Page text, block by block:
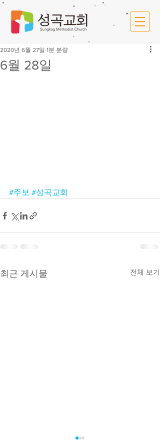
6월 28일
2020년 6월 27일 1분 분량
#주보 #성곡교회
최근 게시물 전체 보기